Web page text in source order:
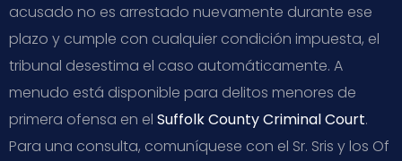
acusado no es arrestado nuevamente durante ese
plazo y cumple con cualquier condición impuesta, el
tribunal desestima el caso automáticamente. A
menudo está disponible para delitos menores de
primera ofensa en el Suffolk County Criminal Court.
Para una consulta, comuníquese con el Sr. Sris y los Of